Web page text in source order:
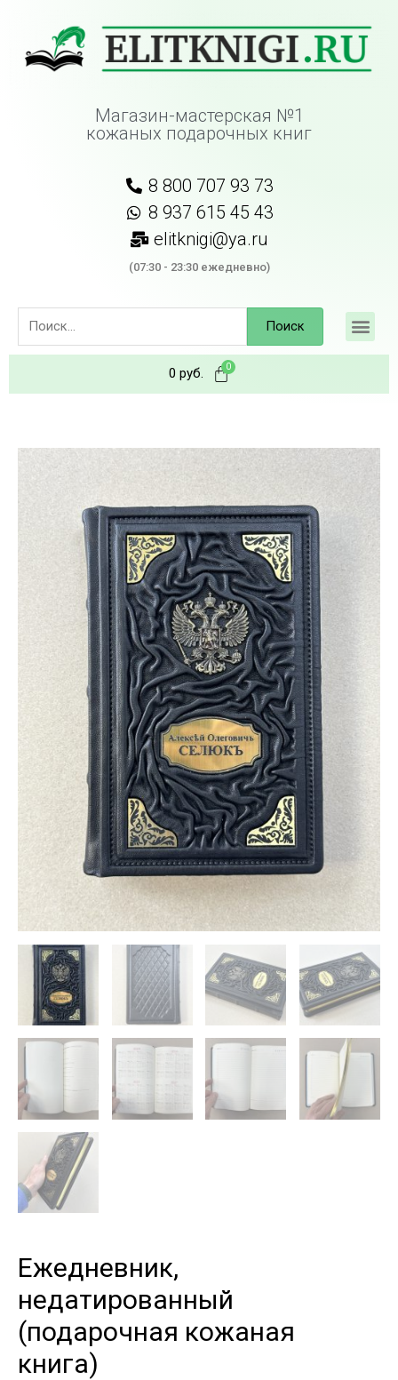
Магазин-мастерская №1
кожаных подарочных книг
8 800 707 93 73
8 937 615 45 43
elitknigi@ya.ru
(07:30 - 23:30 ежедневно)
Поиск
0 руб.
Ежедневник,
недатированный
(подарочная кожаная
книга)